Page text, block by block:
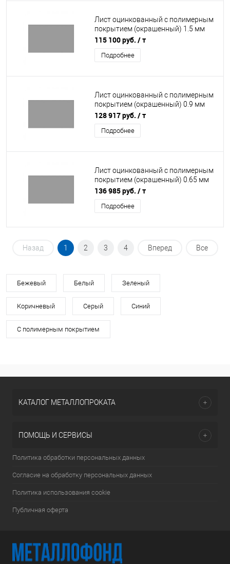
Лист оцинкованный с полимерным
покрытием (окрашенный) 1.5 мм
RAL 7004
115 100 руб. / т
Подробнее
Лист оцинкованный с полимерным
покрытием (окрашенный) 0.9 мм
RAL 7004
128 917 руб. / т
Подробнее
Лист оцинкованный с полимерным
покрытием (окрашенный) 0.65 мм
RAL 7004
136 985 руб. / т
Подробнее
Назад 1 2 3 4 Вперед Все
Бежевый Белый Зеленый
Коричневый Серый Синий
С полимерным покрытием
КАТАЛОГ МЕТАЛЛОПРОКАТА
ПОМОЩЬ И СЕРВИСЫ
Политика обработки персональных данных
Согласие на обработку персональных данных
Политика использования cookie
Публичная оферта